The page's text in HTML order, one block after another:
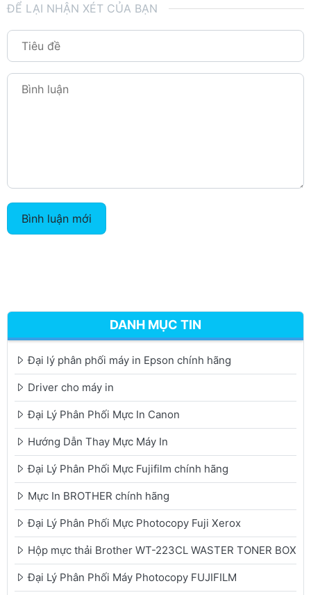
ĐỂ LẠI NHẬN XÉT CỦA BẠN
Bình luận mới
DANH MỤC TIN
Đại lý phân phối máy in Epson chính hãng
Driver cho máy in
Đại Lý Phân Phối Mực In Canon
Hướng Dẫn Thay Mực Máy In
Đại Lý Phân Phối Mực Fujifilm chính hãng
Mực In BROTHER chính hãng
Đại Lý Phân Phối Mực Photocopy Fuji Xerox
Hộp mực thải Brother WT-223CL WASTER TONER BOX
Đại Lý Phân Phối Máy Photocopy FUJIFILM